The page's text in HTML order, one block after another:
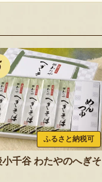
ふるさと納税可
小千谷 わたやのへぎそ